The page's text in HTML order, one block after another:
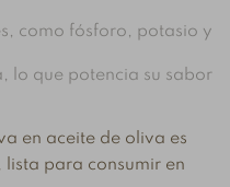
como fósforo, potasio y
lo que potencia su sabor
en aceite de oliva es
para consumir en